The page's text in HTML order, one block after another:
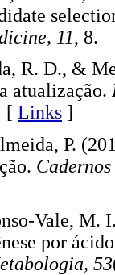
11,
R. D., &
atualização.
[ Links ]
P.
Vale,
por
53